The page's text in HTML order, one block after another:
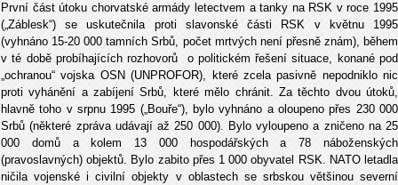
První část útoku chorvatské armády letectvem a tanky na RSK v roce 1995
(„Záblesk“) se uskutečnila proti slavonské části RSK v květnu 1995
(vyhnáno 15-20 000 tamních Srbů, počet mrtvých není přesně znám), během
v té době probíhajících rozhovorů o politickém řešení situace, konané pod
„ochranou“ vojska OSN (UNPROFOR), které zcela pasivně nepodniklo nic
proti vyhánění a zabíjení Srbů, které mělo chránit. Za těchto dvou útoků,
hlavně toho v srpnu 1995 („Bouře“), bylo vyhnáno a oloupeno přes 230 000
Srbů (některé zpráva udávají až 250 000). Bylo vyloupeno a zničeno na 25
000 domů a kolem 13 000 hospodářských a 78 náboženských
(pravoslavných) objektů. Bylo zabito přes 1 000 obyvatel RSK. NATO letadla
ničila vojenské i civilní objekty v oblastech se srbskou většinou severní